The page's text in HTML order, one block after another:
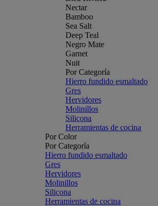
Nectar
Bamboo
Sea Salt
Deep Teal
Negro Mate
Garnet
Nuit
Por Categoría
Hierro fundido esmaltado
Gres
Hervidores
Molinillos
Silicona
Herramientas de cocina
Por Color
Por Categoría
Hierro fundido esmaltado
Gres
Hervidores
Molinillos
Silicona
Herramientas de cocina